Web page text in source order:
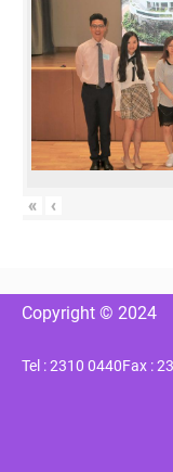
« ‹
Copyright © 2024
Tel : 2310 0440Fax :